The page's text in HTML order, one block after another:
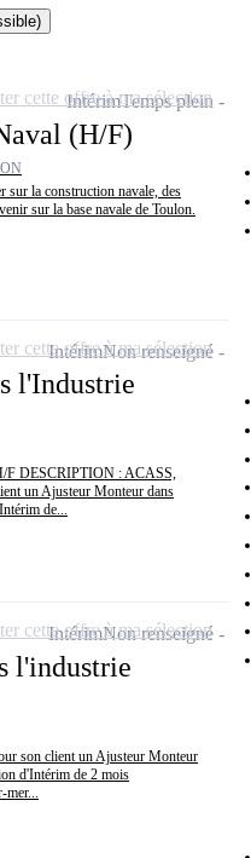
(H/F)
sur la construction navale, des
sur la base navale de Toulon.
IntérimTemps plein
cette offre à ma sélection
l'Industrie
F DESCRIPTION : ACASS,
un Ajusteur Monteur dans
de...
IntérimNon renseigné
cette offre à ma sélection
l'industrie
son client un Ajusteur Monteur
d'Intérim de 2 mois
mer...
IntérimNon renseigné
cette offre à ma sélection